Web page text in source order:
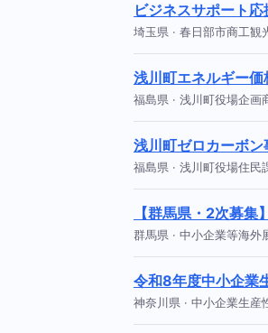
ビジネスサポート
埼玉県 · 春日部市商工
浅川町エネルギー
福島県 · 浅川町役場企
浅川町ゼロカーボン
福島県 · 浅川町役場住
【群馬県・2次募
群馬県 · 中小企業等海
令和8年度中小企業
神奈川県 · 中小企業生